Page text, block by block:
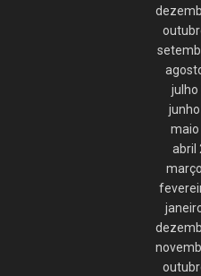
julho
maio
abril